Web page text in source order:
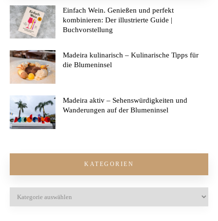
Einfach Wein. Genießen und perfekt
kombinieren: Der illustrierte Guide |
Buchvorstellung
Madeira kulinarisch – Kulinarische Tipps für
die Blumeninsel
Madeira aktiv – Sehenswürdigkeiten und
Wanderungen auf der Blumeninsel
KATEGORIEN